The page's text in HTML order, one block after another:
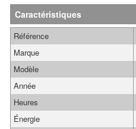
Caractéristiques
Référence
Marque
Modèle
Année
Heures
Énergie